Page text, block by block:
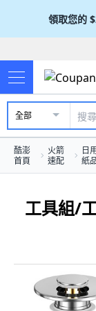
領取您的
全部
酷澎
首頁
火箭
速配
日
紙
工具組/